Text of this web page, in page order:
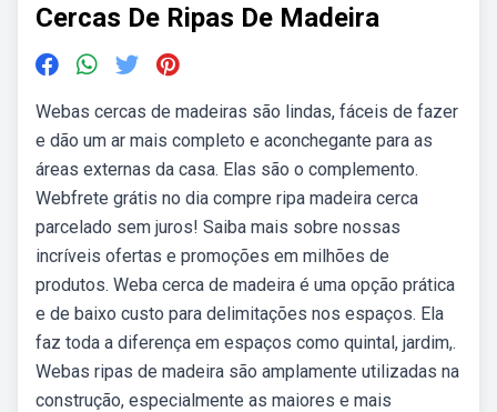
Cercas De Ripas De Madeira
Webas cercas de madeiras são lindas, fáceis de fazer
e dão um ar mais completo e aconchegante para as
áreas externas da casa. Elas são o complemento.
Webfrete grátis no dia compre ripa madeira cerca
parcelado sem juros! Saiba mais sobre nossas
incríveis ofertas e promoções em milhões de
produtos. Weba cerca de madeira é uma opção prática
e de baixo custo para delimitações nos espaços. Ela
faz toda a diferença em espaços como quintal, jardim,.
Webas ripas de madeira são amplamente utilizadas na
construção, especialmente as maiores e mais